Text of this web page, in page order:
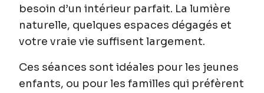
besoin d’un intérieur parfait. La lumière
naturelle, quelques espaces dégagés et
votre vraie vie suffisent largement.
Ces séances sont idéales pour les jeunes
enfants, ou pour les familles qui préfèrent